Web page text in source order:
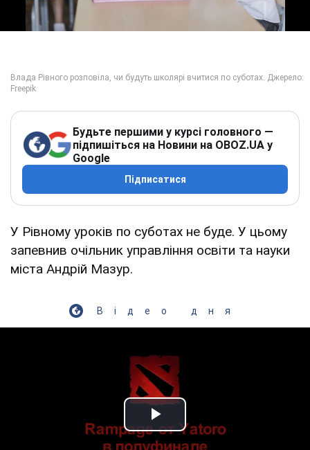
Будьте першими у курсі головного —
підпишіться на Новини на OBOZ.UA у
Google
Підписатися
У Рівному уроків по суботах не буде. У цьому
запевнив очільник управління освіти та науки
міста Андрій Мазур.
Відео дня
Play Video